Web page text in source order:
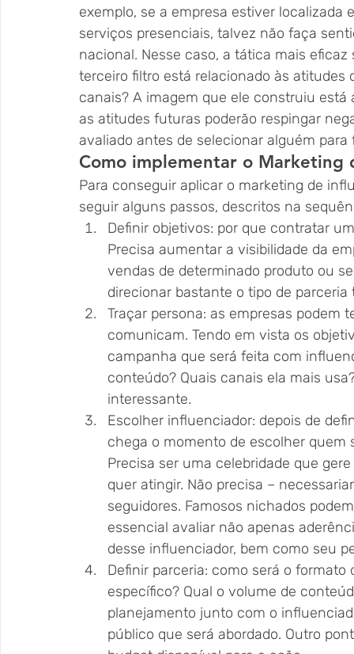
exemplo, se a empresa estiver
serviços presenciais, talvez não faça
nacional. Nesse caso, a tática mais
terceiro filtro está relacionado às
canais? A imagem que ele construiu
as atitudes futuras poderão respingar
avaliado antes de selecionar alguém
Como implementar o Marketing
Para conseguir aplicar o marketing de
seguir alguns passos, descritos na
Definir objetivos: por que contratar
Precisa aumentar a visibilidade da
vendas de determinado produto ou
direcionar bastante o tipo de
Traçar persona: as empresas podem
comunicam. Tendo em vista os
campanha que será feita com
conteúdo? Quais canais ela mais
interessante.
Escolher influenciador: depois de
chega o momento de escolher
Precisa ser uma celebridade que
quer atingir. Não precisa –
seguidores. Famosos nichados
essencial avaliar não apenas
desse influenciador, bem como seu
Definir parceria: como será o
específico? Qual o volume de
planejamento junto com o
público que será abordado. Outro